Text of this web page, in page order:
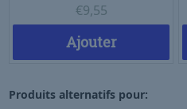
€9,55
Ajouter
Produits alternatifs pour: